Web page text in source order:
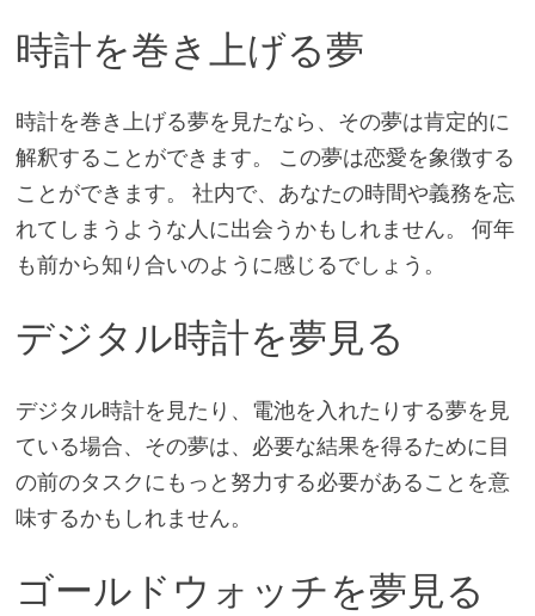
時計を巻き上げる夢
時計を巻き上げる夢を見たなら、その夢は肯定的に
解釈することができます。 この夢は恋愛を象徴する
ことができます。 社内で、あなたの時間や義務を忘
れてしまうような人に出会うかもしれません。 何年
も前から知り合いのように感じるでしょう。
デジタル時計を夢見る
デジタル時計を見たり、電池を入れたりする夢を見
ている場合、その夢は、必要な結果を得るために目
の前のタスクにもっと努力する必要があることを意
味するかもしれません。
ゴールドウォッチを夢見る